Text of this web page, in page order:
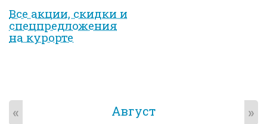
Все акции, скидки и
спец­предложе­ния
на курорте
Август
« »